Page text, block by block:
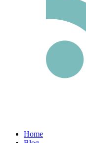
Home